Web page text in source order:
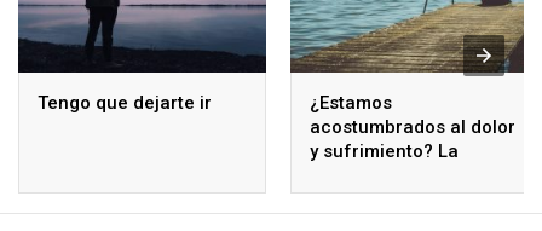
Tengo que dejarte ir
¿Estamos
acostumbrados al dolor
y sufrimiento? La